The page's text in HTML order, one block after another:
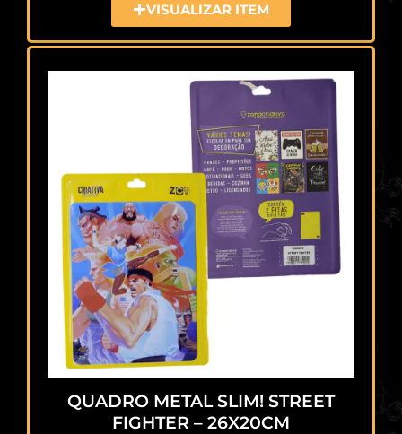
VISUALIZAR ITEM
QUADRO METAL SLIM! STREET
FIGHTER – 26X20CM